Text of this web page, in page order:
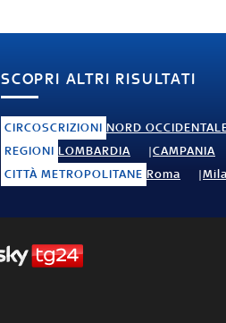
SCOPRI ALTRI RISULTATI
CIRCOSCRIZIONI NORD
REGIONI LOMBARDIA CAMPANIA
CITTÀ METROPOLITANE Roma